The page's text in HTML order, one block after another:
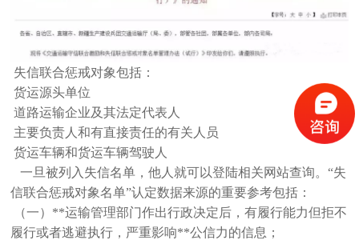
失信联合惩戒对象包括：
货运源头单位
道路运输企业及其法定代表人
主要负责人和有直接责任的有关人员
货运车辆和货运车辆驾驶人
一旦被列入失信名单，他人就可以登陆相关网站查询。“失
信联合惩戒对象名单”认定数据来源的重要参考包括：
（一）**运输管理部门作出行政决定后，有履行能力但拒不
履行或者逃避执行，严重影响**公信力的信息；